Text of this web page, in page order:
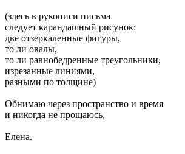
(здесь в рукописи письма
следует карандашный рисунок:
две отзеркаленные фигуры,
то ли овалы,
то ли равнобедренные треугольники,
изрезанные линиями,
разными по толщине)
Обнимаю через пространство и время
и никогда не прощаюсь,
Елена.